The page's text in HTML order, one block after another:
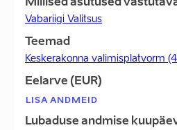
Millised asutused
Vabariigi Valitsus
Teemad
Keskerakonna valimisplatvorm
Eelarve (EUR)
LISA ANDMEID
Lubaduse andmise